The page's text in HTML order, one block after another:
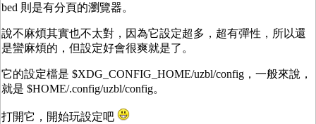
bed 則是有分頁的瀏覽器。
說不麻煩其實也不太對，因為它設定超多，超有彈性，所以還
是蠻麻煩的，但設定好會很爽就是了。
它的設定檔是 $XDG_CONFIG_HOME/uzbl/config，一般來說，
就是 $HOME/.config/uzbl/config。
打開它，開始玩設定吧